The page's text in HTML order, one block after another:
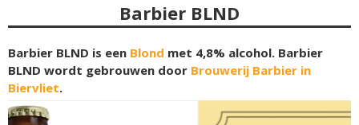
Barbier BLND
Barbier BLND is een Blond met 4,8% alcohol. Barbier
BLND wordt gebrouwen door Brouwerij Barbier in
Biervliet.